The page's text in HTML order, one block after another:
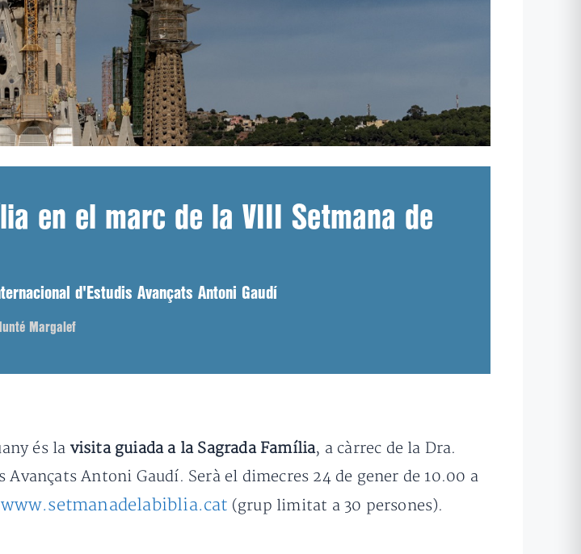
en el marc de la VIII Setmana de
d'Estudis Avançats Antoni Gaudí
Margalef
és la visita guiada a la Sagrada Família, a càrrec de la Dra.
Antoni Gaudí. Serà el dimecres 24 de gener de 10.00 a
www.setmanadelabiblia.cat (grup limitat a 30 persones).